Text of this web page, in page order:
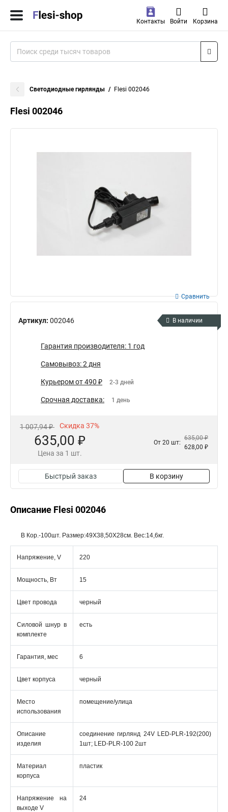
Контакты Войти Корзина
Светодиодные гирлянды Flesi 002046
Flesi 002046
Артикул: 002046
Сравнить
В наличии
Гарантия производителя: 1 год
Самовывоз: 2 дня
Курьером от 490 ₽ 2-3 дней
Срочная доставка: 1 день
1 007,94 ₽ Скидка 37%
635,00 ₽
Цена за 1 шт.
От 20 шт:
635,00 ₽
628,00 ₽
Быстрый заказ В корзину
Описание Flesi 002046
В Кор.-100шт. Размер:49Х38,50Х28см. Вес:14,6кг.
Напряжение, V 220
Мощность, Вт 15
Цвет провода черный
Силовой шнур в
комплекте
есть
Гарантия, мес 6
Цвет корпуса черный
Место
использования
помещение/улица
Описание
изделия
соединение гирлянд 24V LED-PLR-192(200)
1шт; LED-PLR-100 2шт
Материал
корпуса
пластик
Напряжение на
выходе V
24